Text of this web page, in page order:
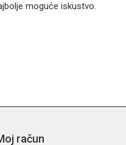
moguće iskustvo.
račun